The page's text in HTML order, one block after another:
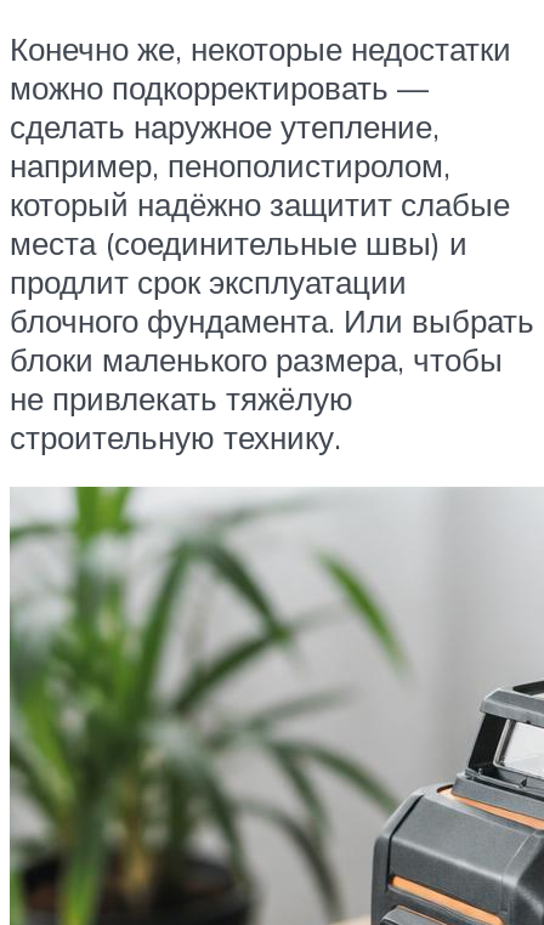
Конечно же, некоторые недостатки
можно подкорректировать —
сделать наружное утепление,
например, пенополистиролом,
который надёжно защитит слабые
места (соединительные швы) и
продлит срок эксплуатации
блочного фундамента. Или выбрать
блоки маленького размера, чтобы
не привлекать тяжёлую
строительную технику.